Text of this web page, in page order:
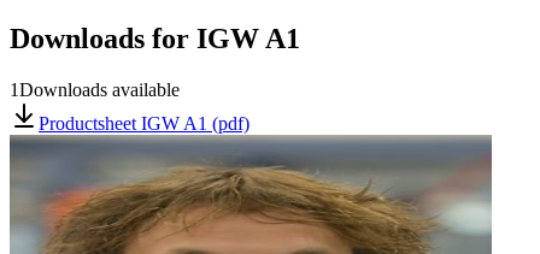
Downloads for IGW A1
1Downloads available
Productsheet IGW A1 (pdf)